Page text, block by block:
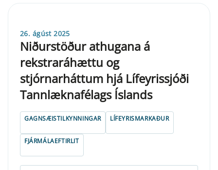
26. ágúst 2025
Niðurstöður athugana á
rekstraráhættu og
stjórnarháttum hjá Lífeyrissjóði
Tannlæknafélags Íslands
GAGNSÆISTILKYNNINGAR LÍFEYRISMARKAÐUR
FJÁRMÁLAEFTIRLIT